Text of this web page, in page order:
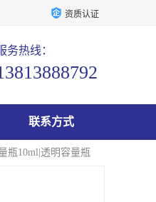
资质认证
务热线：
联系方式
瓶10ml|透明容量瓶